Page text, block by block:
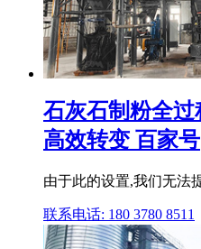
石灰石制粉全
高效转变 百家号
由于此的设置,我们无法
联系电话: 180 3780 8511